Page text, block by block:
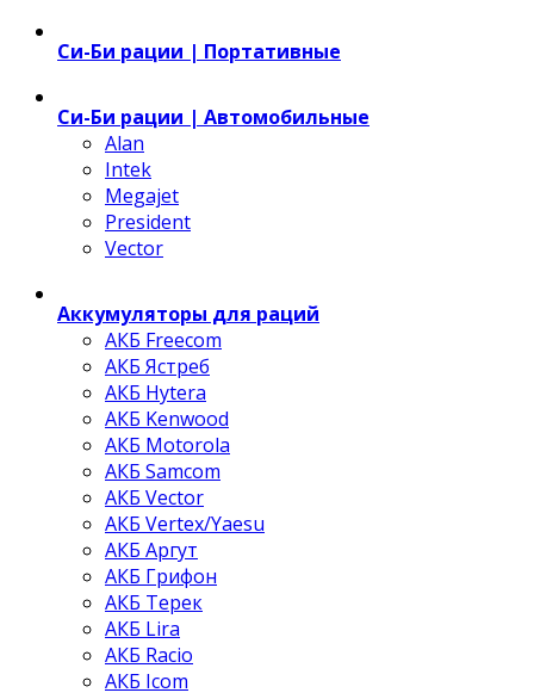
Си-Би рации | Портативные
Си-Би рации | Автомобильные
Alan
Intek
Megajet
President
Vector
Аккумуляторы для раций
АКБ Freecom
АКБ Ястреб
АКБ Hytera
АКБ Kenwood
АКБ Motorola
АКБ Samcom
АКБ Vector
АКБ Vertex/Yaesu
АКБ Аргут
АКБ Грифон
АКБ Терек
АКБ Lira
АКБ Racio
АКБ Icom